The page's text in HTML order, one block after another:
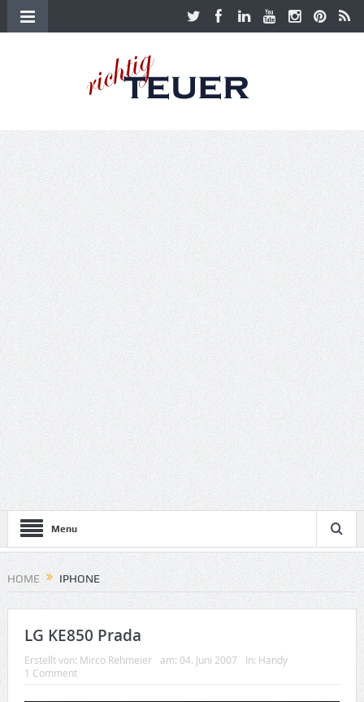
Menu
HOME IPHONE
LG KE850 Prada
Erstellt von: Mirco Rehmeier am: 04. Juni 2007 In: Handy
1 Comment